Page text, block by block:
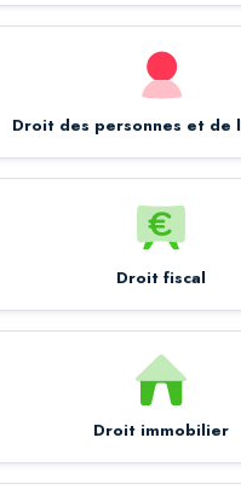
Droit des personnes et de
Droit fiscal
Droit immobilier